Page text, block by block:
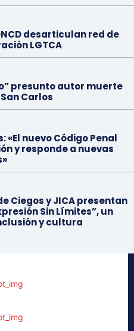
desarticulan red de
LGTCA
presunto autor muerte
Carlos
«El nuevo Código Penal
y responde a nuevas
Ciegos y JICA presentan
Sin Límites”, un
y cultura